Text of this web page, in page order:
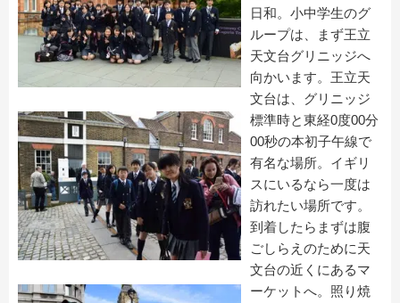
日和。小中学生のグ
ループは、まず王立
天文台グリニッジへ
向かいます。王立天
文台は、グリニッジ
標準時と東経0度00分
00秒の本初子午線で
有名な場所。イギリ
スにいるなら一度は
訪れたい場所です。
到着したらまずは腹
ごしらえのために天
文台の近くにあるマ
ーケットへ。照り焼